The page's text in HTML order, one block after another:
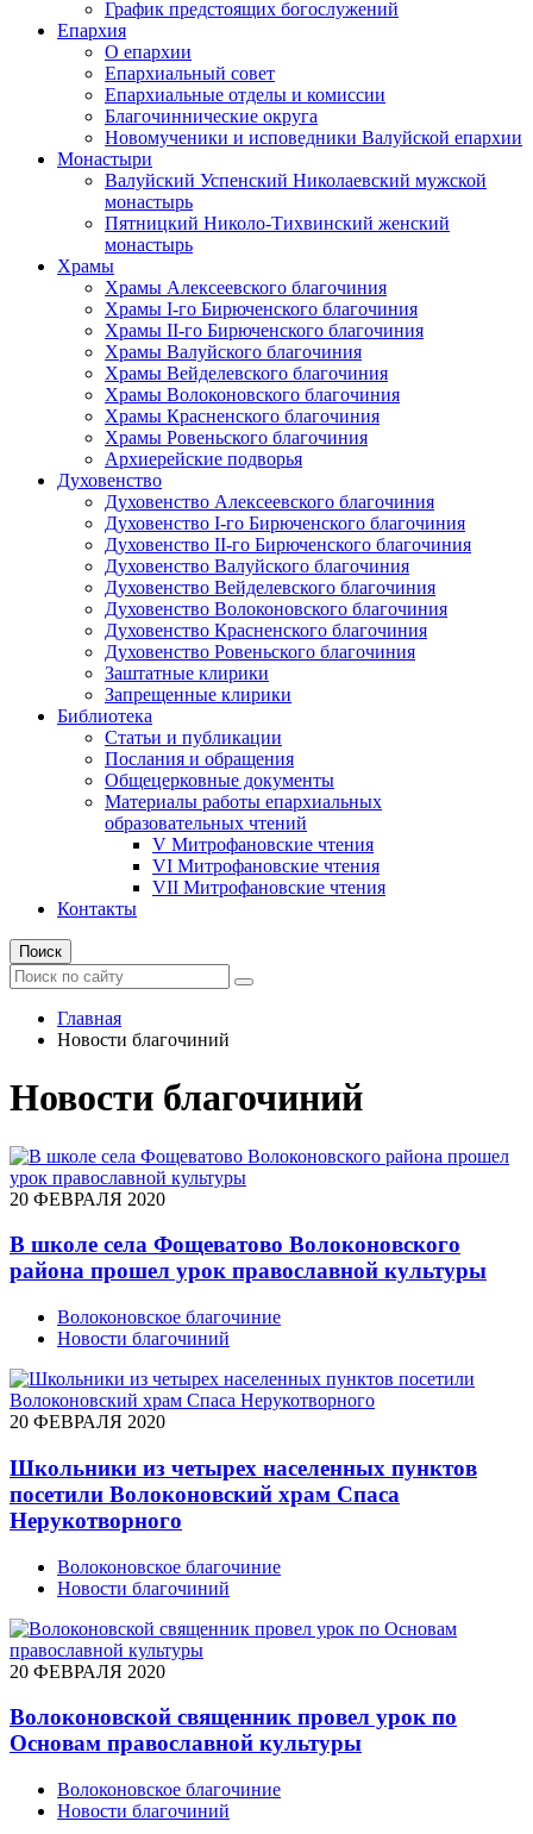
График предстоящих богослужений
Епархия
О епархии
Епархиальный совет
Епархиальные отделы и комиссии
Благочиннические округа
Новомученики и исповедники Валуйской епархии
Монастыри
Валуйский Успенский Николаевский мужской
монастырь
Пятницкий Николо-Тихвинский женский
монастырь
Храмы
Храмы Алексеевского благочиния
Храмы I-го Бирюченского благочиния
Храмы II-го Бирюченского благочиния
Храмы Валуйского благочиния
Храмы Вейделевского благочиния
Храмы Волоконовского благочиния
Храмы Красненского благочиния
Храмы Ровеньского благочиния
Архиерейские подворья
Духовенство
Духовенство Алексеевского благочиния
Духовенство I-го Бирюченского благочиния
Духовенство II-го Бирюченского благочиния
Духовенство Валуйского благочиния
Духовенство Вейделевского благочиния
Духовенство Волоконовского благочиния
Духовенство Красненского благочиния
Духовенство Ровеньского благочиния
Заштатные клирики
Запрещенные клирики
Библиотека
Статьи и публикации
Послания и обращения
Общецерковные документы
Материалы работы епархиальных
образовательных чтений
V Митрофановские чтения
VI Митрофановские чтения
VII Митрофановские чтения
Контакты
Поиск
Главная
Новости благочиний
Новости благочиний
20 ФЕВРАЛЯ 2020
В школе села Фощеватово Волоконовского
района прошел урок православной культуры
Волоконовское благочиние
Новости благочиний
20 ФЕВРАЛЯ 2020
Школьники из четырех населенных пунктов
посетили Волоконовский храм Спаса
Нерукотворного
Волоконовское благочиние
Новости благочиний
20 ФЕВРАЛЯ 2020
Волоконовской священник провел урок по
Основам православной культуры
Волоконовское благочиние
Новости благочиний